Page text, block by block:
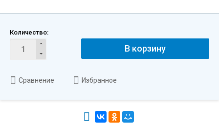
Количество:
В корзину
Сравнение Избранное